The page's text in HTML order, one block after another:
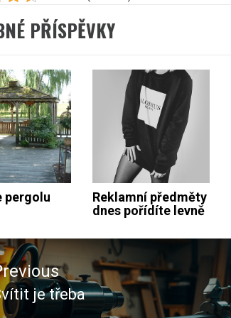
PŘÍSPĚVKY
pergolu
Reklamní předměty
dnes pořídíte levně
je třeba